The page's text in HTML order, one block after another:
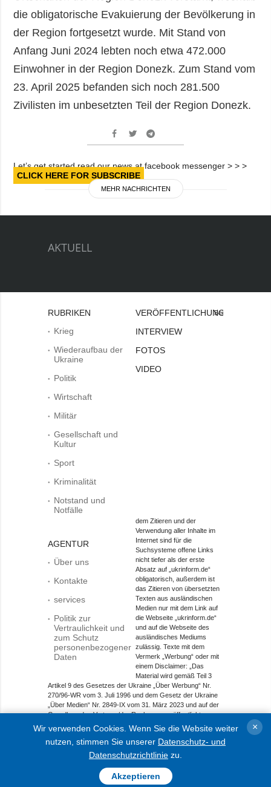
die obligatorische Evakuierung der Bevölkerung in
der Region fortgesetzt wurde. Mit Stand von
Anfang Juni 2024 lebten noch etwa 472.000
Einwohner in der Region Donezk. Zum Stand vom
23. April 2025 befanden sich noch 281.500
Zivilisten im unbesetzten Teil der Region Donezk.
Let’s get started read our news at facebook messenger > > >
CLICK HERE FOR SUBSCRIBE
MEHR NACHRICHTEN
AKTUELL
RUBRIKEN
Krieg
Wiederaufbau der
Ukraine
Politik
Wirtschaft
Militär
Gesellschaft und
Kultur
Sport
Kriminalität
Notstand und
Notfälle
AGENTUR
Über uns
Kontakte
services
Politik zur
Vertraulichkeit und
zum Schutz
personenbezogener
Daten
VERÖFFENTLICHUNGEN
INTERVIEW
FOTOS
VIDEO
Bei
dem Zitieren und der
Verwendung aller Inhalte im
Internet sind für die
Suchsysteme offene Links
nicht tiefer als der erste
Absatz auf „ukrinform.de“
obligatorisch, außerdem ist
das Zitieren von übersetzten
Texten aus ausländischen
Medien nur mit dem Link auf
die Webseite „ukrinform.de“
und auf die Webseite des
ausländisches Mediums
zulässig. Texte mit dem
Vermerk „Werbung“ oder mit
einem Disclaimer: „Das
Material wird gemäß Teil 3
Artikel 9 des Gesetzes der Ukraine „Über Werbung“ Nr.
270/96-WR vom 3. Juli 1996 und dem Gesetz der Ukraine
„Über Medien“ Nr. 2849-IX vom 31. März 2023 und auf der
Grundlage des Vertrags/der Rechnung veröffentlicht.
Objekt im Bereich Onlinemedien; Medien-ID R40-01421.
© 2015-2026 Ukrinform. Alle Rechte sind geschützt.
Wir verwenden Cookies. Wenn Sie die Website weiter
nutzen, stimmen Sie unserer Datenschutz- und
Datenschutzrichtlinie zu.
Akzeptieren
×